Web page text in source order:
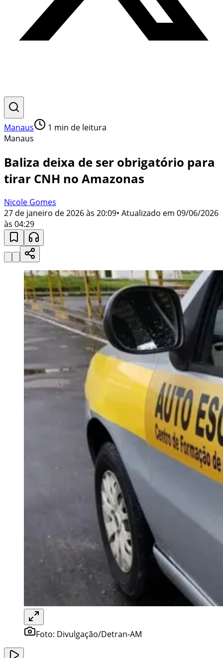
Manaus 1 min de leitura
Manaus
Baliza deixa de ser obrigatório para
tirar CNH no Amazonas
Nicole Gomes
27 de janeiro de 2026 às 20:09• Atualizado em 09/06/2026
às 04:29
Foto: Divulgação/Detran-AM